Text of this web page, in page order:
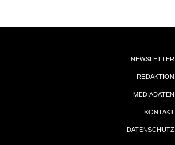
NEWSLETTER
REDAKTION
MEDIADATEN
KONTAKT
DATENSCHUTZ